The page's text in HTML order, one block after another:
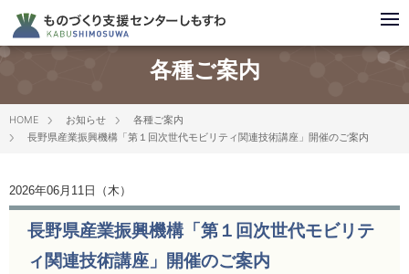
各種ご案内
HOME お知らせ
各種ご案内
長野県産業振興機構「第１回次世代モビリティ関連技術講座」開催のご案内
2026年06月11日（木）
長野県産業振興機構「第１回次世代モビリテ
ィ関連技術講座」開催のご案内